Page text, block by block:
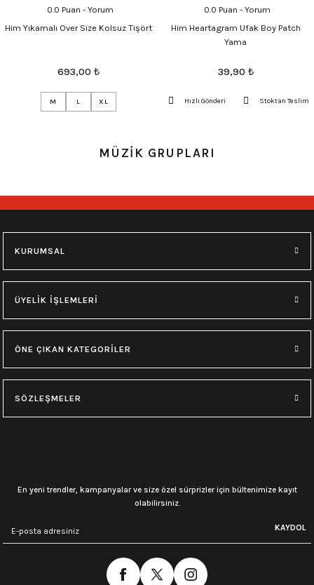
0.0 Puan - Yorum
Him Yıkamalı Over Size Kolsuz Tişört
693,00 ₺
M L XL
0.0 Puan - Yorum
Him Heartagram Ufak Boy Patch
Yama
39,90 ₺
Hızlı Gönderi Stoktan Teslim
MÜZİK GRUPLARI
KURUMSAL
ÜYELİK İŞLEMLERİ
ÖNE ÇIKAN KATEGORİLER
SÖZLEŞMELER
En yeni trendler, kampanyalar ve size özel sürprizler için bültenimize kayıt
olabilirsiniz.
KAYDOL